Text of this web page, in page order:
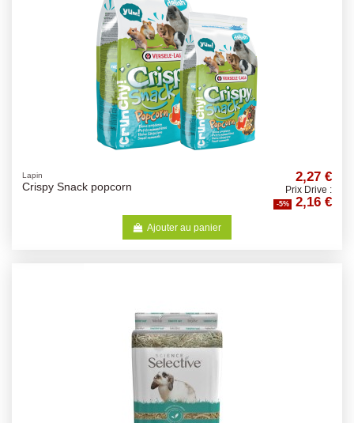
Lapin
Crispy Snack popcorn
2,27 €
Prix Drive :
-5% 2,16 €
Ajouter au panier